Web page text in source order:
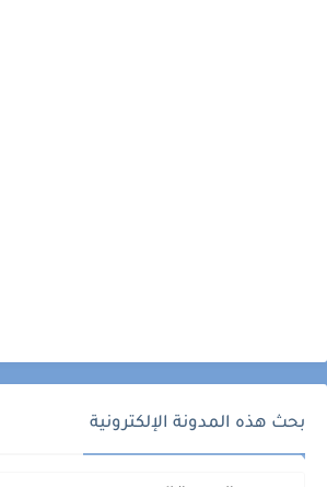
بحث هذه المدونة الإلكترونية